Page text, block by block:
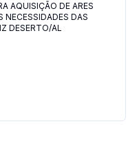
AQUISIÇÃO DE ARES
NECESSIDADES DAS
DESERTO/AL